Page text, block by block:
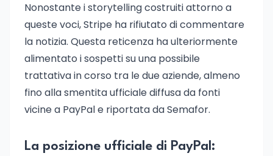
Nonostante i storytelling costruiti attorno a
queste voci, Stripe ha rifiutato di commentare
la notizia. Questa reticenza ha ulteriormente
alimentato i sospetti su una possibile
trattativa in corso tra le due aziende, almeno
fino alla smentita ufficiale diffusa da fonti
vicine a PayPal e riportata da Semafor.
La posizione ufficiale di PayPal: